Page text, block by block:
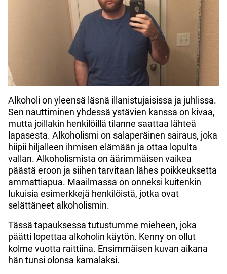
Alkoholi on yleensä läsnä illanistujaisissa ja juhlissa.
Sen nauttiminen yhdessä ystävien kanssa on kivaa,
mutta joillakin henkilöillä tilanne saattaa lähteä
lapasesta. Alkoholismi on salaperäinen sairaus, joka
hiipii hiljalleen ihmisen elämään ja ottaa lopulta
vallan. Alkoholismista on äärimmäisen vaikea
päästä eroon ja siihen tarvitaan lähes poikkeuksetta
ammattiapua. Maailmassa on onneksi kuitenkin
lukuisia esimerkkejä henkilöistä, jotka ovat
selättäneet alkoholismin.
Tässä tapauksessa tutustumme mieheen, joka
päätti lopettaa alkoholin käytön. Kenny on ollut
kolme vuotta raittiina. Ensimmäisen kuvan aikana
hän tunsi olonsa kamalaksi.